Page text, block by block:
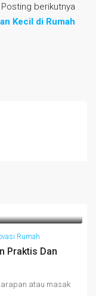
Posting berikutnya
Kecil di Rumah
Rumah
Praktis Dan
atau masak